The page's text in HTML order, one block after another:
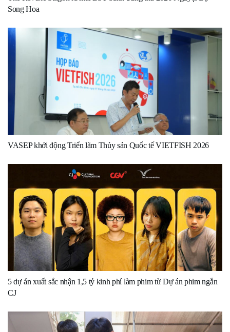
Song Hoa
VASEP khởi động Triển lãm Thủy sản Quốc tế VIETFISH 2026
5 dự án xuất sắc nhận 1,5 tỷ kinh phí làm phim từ Dự án phim ngắn
CJ